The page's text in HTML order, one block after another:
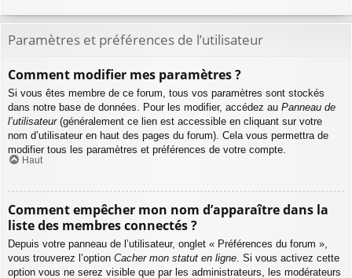
Paramètres et préférences de l’utilisateur
Comment modifier mes paramètres ?
Si vous êtes membre de ce forum, tous vos paramètres sont stockés
dans notre base de données. Pour les modifier, accédez au Panneau de
l’utilisateur(généralement ce lien est accessible en cliquant sur votre
nom d’utilisateur en haut des pages du forum). Cela vous permettra de
modifier tous les paramètres et préférences de votre compte.
Haut
Comment empêcher mon nom d’apparaître dans la
liste des membres connectés ?
Depuis votre panneau de l’utilisateur, onglet « Préférences du forum »,
vous trouverez l’option Cacher mon statut en ligne. Si vous activez cette
option vous ne serez visible que par les administrateurs, les modérateurs